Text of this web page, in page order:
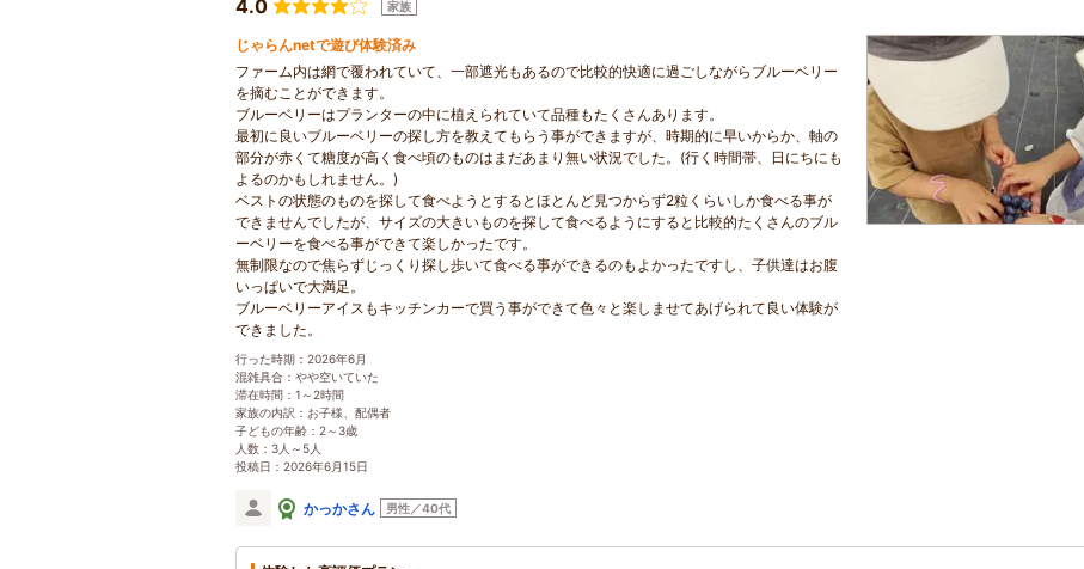
4.0
家族
じゃらんnetで遊び体験済み
ファーム内は網で覆われていて、一部遮光もあるので比較的快適に過ごしながらブルーベリー
を摘むことができます。
ブルーベリーはプランターの中に植えられていて品種もたくさんあります。
最初に良いブルーベリーの探し方を教えてもらう事ができますが、時期的に早いからか、軸の
部分が赤くて糖度が高く食べ頃のものはまだあまり無い状況でした。(行く時間帯、日にちにも
よるのかもしれません。)
ベストの状態のものを探して食べようとするとほとんど見つからず2粒くらいしか食べる事が
できませんでしたが、サイズの大きいものを探して食べるようにすると比較的たくさんのブル
ーベリーを食べる事ができて楽しかったです。
無制限なので焦らずじっくり探し歩いて食べる事ができるのもよかったですし、子供達はお腹
いっぱいで大満足。
ブルーベリーアイスもキッチンカーで買う事ができて色々と楽しませてあげられて良い体験が
できました。
行った時期：2026年6月
混雑具合：やや空いていた
滞在時間：1～2時間
家族の内訳：お子様、配偶者
子どもの年齢：2～3歳
人数：3人～5人
投稿日：2026年6月15日
かっかさん 男性／40代